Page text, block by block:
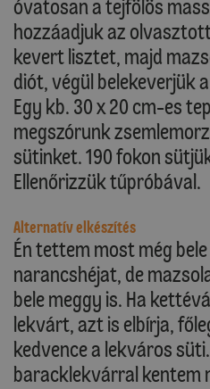
óvatosan a tejfölös
hozzáadjuk az
kevert lisztet, majd
diót, végül belekeverjük
Egy kb. 30 x 20 cm-es
megszórunk
sütinket. 190 fokon
Ellenőrizzük tűpróbával.
Alternatív elkészítés
Én tettem most még
narancshéjat, de
bele meggy is. Ha
lekvárt, azt is elbírja,
kedvence a lekváros
baracklekvárral kentem